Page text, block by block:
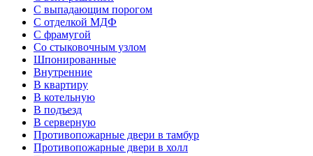
С выпадающим порогом
С отделкой МДФ
С фрамугой
Со стыковочным узлом
Шпонированные
Внутренние
В квартиру
В котельную
В подъезд
В серверную
Противопожарные двери в тамбур
Противопожарные двери в холл